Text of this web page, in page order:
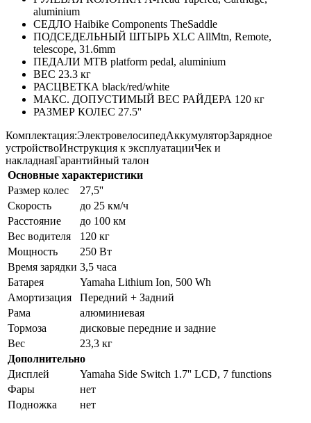
aluminium
СЕДЛО Haibike Components TheSaddle
ПОДСЕДЕЛЬНЫЙ ШТЫРЬ XLC AllMtn, Remote,
telescope, 31.6mm
ПЕДАЛИ MTB platform pedal, aluminium
ВЕС 23.3 кг
РАСЦВЕТКА black/red/white
МАКС. ДОПУСТИМЫЙ ВЕС РАЙДЕРА 120 кг
РАЗМЕР КОЛЕС 27.5''
Комплектация:ЭлектровелосипедАккумуляторЗарядное
устройствоИнструкция к эксплуатацииЧек и
накладнаяГарантийный талон
Основные характеристики
Размер колес
27,5''
Скорость
до 25 км/ч
Расстояние
до 100 км
Вес водителя
120 кг
Мощность
250 Вт
Время зарядки 3,5 часа
Батарея
Yamaha Lithium Ion, 500 Wh
Амортизация
Передний + Задний
Рама
алюминиевая
Тормоза
дисковые передние и задние
Вес
23,3 кг
Дополнительно
Дисплей
Yamaha Side Switch 1.7'' LCD, 7 functions
Фары
нет
Подножка
нет